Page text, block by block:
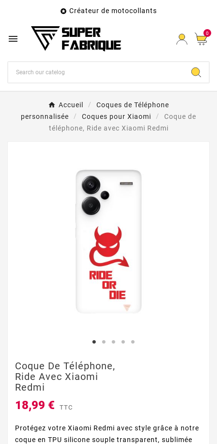
 Créateur de motocollants
 0
Accueil
Coques de Téléphone
personnalisée
Coques pour Xiaomi
Coque de
téléphone, Ride avec Xiaomi Redmi
Coque De Téléphone,
Ride Avec Xiaomi
Redmi
18,99 € TTC
Protégez votre Xiaomi Redmi avec style grâce à notre
coque en TPU silicone souple transparent, sublimée